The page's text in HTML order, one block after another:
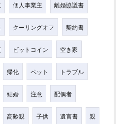
個人事業主 離婚協議書
クーリングオフ 契約書
ビットコイン 空き家
帰化 ペット トラブル
結婚 注意 配偶者
高齢親 子供 遺言書 親